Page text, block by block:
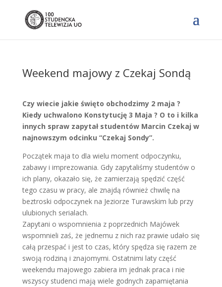
Weekend majowy z Czekaj Sondą
Czy wiecie jakie święto obchodzimy 2 maja ?
Kiedy uchwalono Konstytucję 3 Maja ? O to i kilka
innych spraw zapytał studentów Marcin Czekaj w
najnowszym odcinku “Czekaj Sondy”.
Początek maja to dla wielu moment odpoczynku,
zabawy i imprezowania. Gdy zapytaliśmy studentów o
ich plany, okazało się, że zamierzają spędzić część
tego czasu w pracy, ale znajdą również chwilę na
beztroski odpoczynek na Jeziorze Turawskim lub przy
ulubionych serialach.
Zapytani o wspomnienia z poprzednich Majówek
wspomnieli zaś, że jednemu z nich raz prawie udało się
całą przespać i jest to czas, który spędza się razem ze
swoją rodziną i znajomymi. Ostatnimi laty część
weekendu majowego zabiera im jednak praca i nie
wszyscy studenci mają wiele godnych zapamiętania